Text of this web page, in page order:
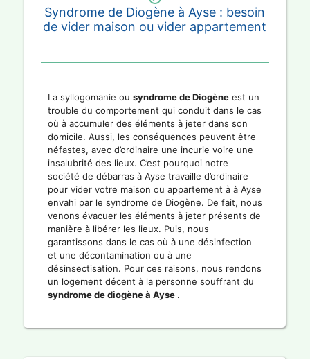
Syndrome de Diogène à Ayse : besoin
de vider maison ou vider appartement
La syllogomanie ou syndrome de Diogèneest un
trouble du comportement qui conduit dans le cas
où à accumuler des éléments à jeter dans son
domicile. Aussi, les conséquences peuvent être
néfastes, avec d’ordinaire une incurie voire une
insalubrité des lieux. C’est pourquoi notre
société de débarras à Ayse travaille d’ordinaire
pour vider votre maison ou appartement à à Ayse
envahi par le syndrome de Diogène. De fait, nous
venons évacuer les éléments à jeter présents de
manière à libérer les lieux. Puis, nous
garantissons dans le cas où à une désinfection
et une décontamination ou à une
désinsectisation. Pour ces raisons, nous rendons
un logement décent à la personne souffrant du
syndrome de diogène à Ayse .